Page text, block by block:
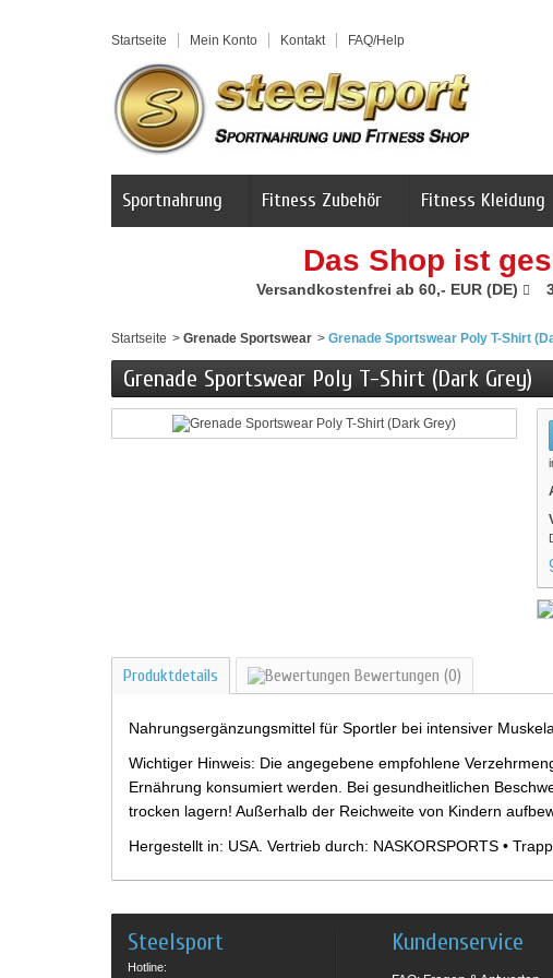
Startseite Mein Konto Kontakt FAQ/Help
Sportnahrung Fitness Zubehör Fitness Kleidung
Das Shop ist
Versandkostenfrei ab 60,- EUR (DE)
Startseite > Grenade Sportswear > Grenade Sportswear Poly T-Shirt
Grenade Sportswear Poly T-Shirt (Dark Grey)
Produktdetails Bewertungen (0)
Nahrungsergänzungsmittel für Sportler bei intensiver
Wichtiger Hinweis: Die angegebene empfohlene
Ernährung konsumiert werden. Bei gesundheitlichen
trocken lagern! Außerhalb der Reichweite von Kindern
Hergestellt in: USA. Vertrieb durch: NASKORSPORTS •
Steelsport
Hotline:
Kundenservice